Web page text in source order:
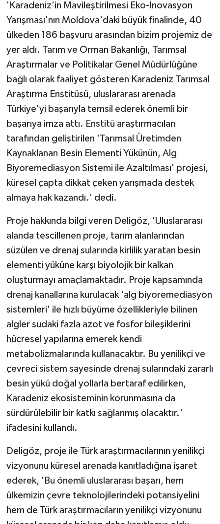
'Karadeniz'in Mavileştirilmesi Eko-İnovasyon
Yarışması'nın Moldova'daki büyük finalinde, 40
ülkeden 186 başvuru arasından bizim projemiz de
yer aldı. Tarım ve Orman Bakanlığı, Tarımsal
Araştırmalar ve Politikalar Genel Müdürlüğüne
bağlı olarak faaliyet gösteren Karadeniz Tarımsal
Araştırma Enstitüsü, uluslararası arenada
Türkiye'yi başarıyla temsil ederek önemli bir
başarıya imza attı. Enstitü araştırmacıları
tarafından geliştirilen 'Tarımsal Üretimden
Kaynaklanan Besin Elementi Yükünün, Alg
Biyoremediasyon Sistemi ile Azaltılması' projesi,
küresel çapta dikkat çeken yarışmada destek
almaya hak kazandı.' dedi.
Proje hakkında bilgi veren Deligöz, 'Uluslararası
alanda tescillenen proje, tarım alanlarından
süzülen ve drenaj sularında kirlilik yaratan besin
elementi yüküne karşı biyolojik bir kalkan
oluşturmayı amaçlamaktadır. Proje kapsamında
drenaj kanallarına kurulacak 'alg biyoremediasyon
sistemleri' ile hızlı büyüme özellikleriyle bilinen
algler sudaki fazla azot ve fosfor bileşiklerini
hücresel yapılarına emerek kendi
metabolizmalarında kullanacaktır. Bu yenilikçi ve
çevreci sistem sayesinde drenaj sularındaki zararlı
besin yükü doğal yollarla bertaraf edilirken,
Karadeniz ekosisteminin korunmasına da
sürdürülebilir bir katkı sağlanmış olacaktır.'
ifadesini kullandı.
Deligöz, proje ile Türk araştırmacılarının yenilikçi
vizyonunu küresel arenada kanıtladığına işaret
ederek, 'Bu önemli uluslararası başarı, hem
ülkemizin çevre teknolojilerindeki potansiyelini
hem de Türk araştırmacıların yenilikçi vizyonunu